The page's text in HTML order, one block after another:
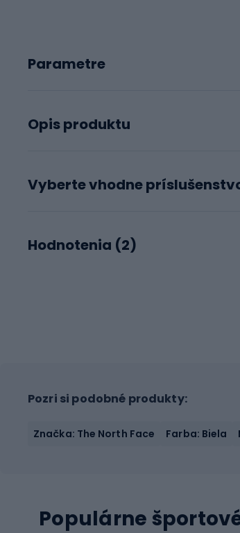
Parametre
Opis produktu
Vyberte vhodne
Hodnotenia (2)
Pozri si podobné produkty:
Značka: The North Face Farba: Biela
Populárne